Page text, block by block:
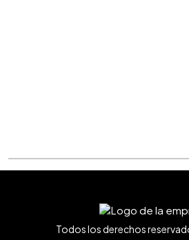
Todos los derechos